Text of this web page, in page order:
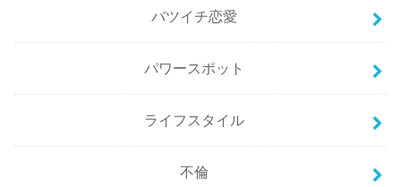
バツイチ恋愛
パワースポット
ライフスタイル
不倫